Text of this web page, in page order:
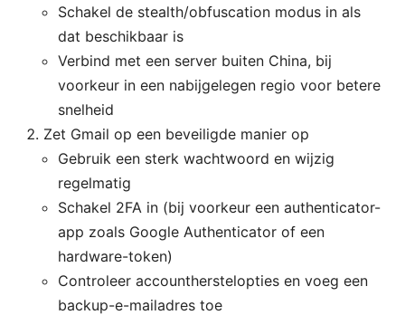
Schakel de stealth/obfuscation modus in als
dat beschikbaar is
Verbind met een server buiten China, bij
voorkeur in een nabijgelegen regio voor betere
snelheid
Zet Gmail op een beveiligde manier op
Gebruik een sterk wachtwoord en wijzig
regelmatig
Schakel 2FA in (bij voorkeur een authenticator-
app zoals Google Authenticator of een
hardware-token)
Controleer accountherstelopties en voeg een
backup-e-mailadres toe